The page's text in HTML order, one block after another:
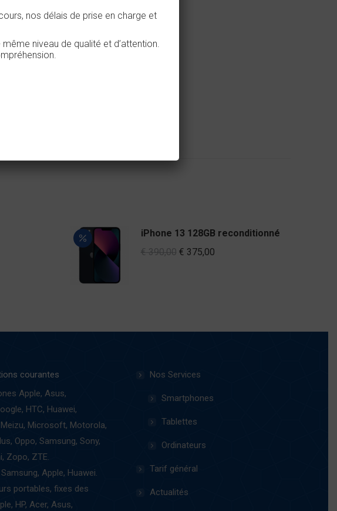
iPhone 13 128GB reconditionné
€390,00 Original
€ 375,00Current
courantes
Apple, Asus,
HTC, Huawei,
Meizu, Microsoft, Motorola,
Oppo, Samsung, Sony,
Zopo, ZTE.
Apple, Huawei.
portables, fixes des
HP, Acer, Asus,
Nos Services
Smartphones
Tablettes
Ordinateurs
Tarif général
Actualités
nos délais de prise en charge et
niveau de qualité et d’attention.